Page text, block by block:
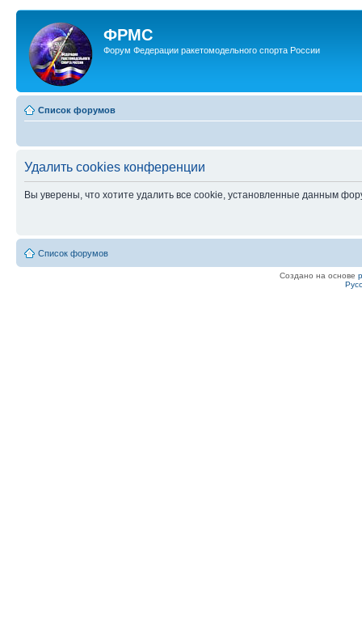
ФРМС
Форум Федерации ракетомодельного спорта России
Список форумов
Удалить cookies конференции
Вы уверены, что хотите удалить все cookie, установленные данным
Список форумов
Создано на основе